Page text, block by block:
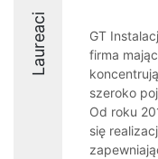
Laureaci
GT
firma
szeroko
Od roku
się